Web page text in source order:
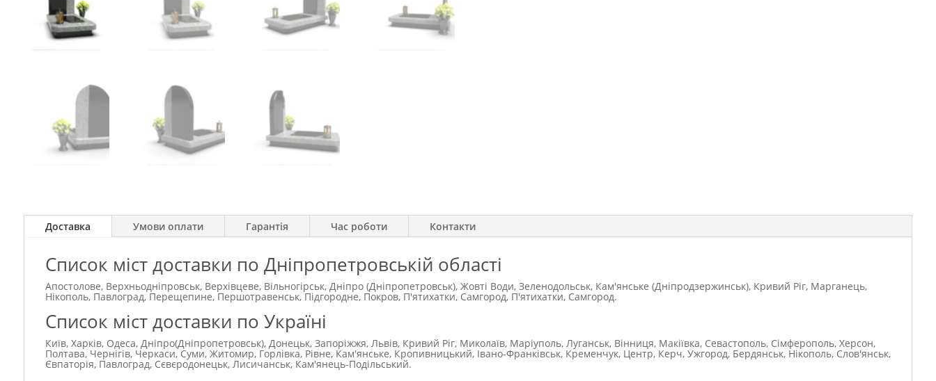
Доставка Умови оплати Гарантія Час роботи Контакти
Список міст доставки по Дніпропетровській області
Апостолове, Верхньодніпровськ, Верхівцеве, Вільногірськ, Дніпро (Дніпропетровськ), Жовті Води, Зеленодольськ, Кам'янське (Дніпродзержинськ), Кривий Ріг, Марганець,
Нікополь, Павлоград, Перещепине, Першотравенськ, Підгородне, Покров, П'ятихатки, Самгород, П'ятихатки, Самгород.
Список міст доставки по Україні
Київ, Харків, Одеса, Дніпро(Дніпропетровськ), Донецьк, Запоріжжя, Львів, Кривий Ріг, Миколаїв, Маріуполь, Луганськ, Вінниця, Макіївка, Севастополь, Сімферополь, Херсон,
Полтава, Чернігів, Черкаси, Суми, Житомир, Горлівка, Рівне, Кам'янське, Кропивницький, Івано-Франківськ, Кременчук, Центр, Керч, Ужгород, Бердянськ, Нікополь, Слов'янськ,
Євпаторія, Павлоград, Сєвєродонецьк, Лисичанськ, Кам'янець-Подільський.